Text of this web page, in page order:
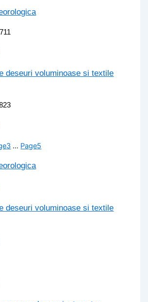
deseuri voluminoase si textile
3 … Page5
deseuri voluminoase si textile